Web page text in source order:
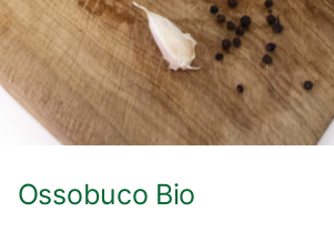
Ossobuco Bio